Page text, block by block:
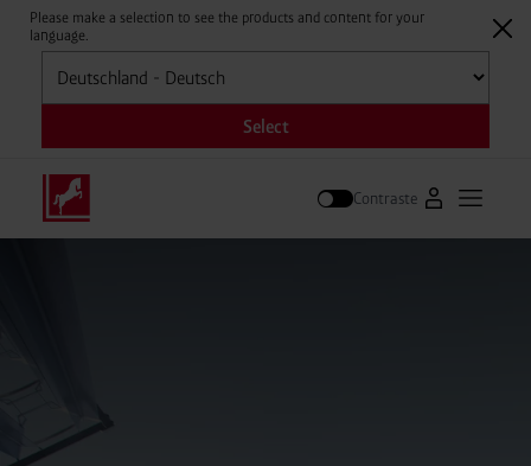
Please make a selection to see the products and content for your
language.
Sélectionner
Select
Contraste Vers leOuvrir